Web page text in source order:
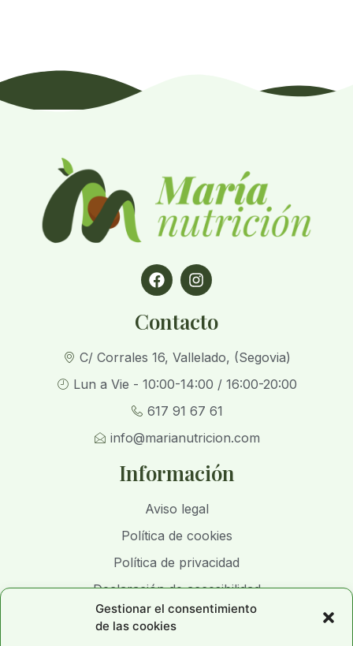
Gestionar el consentimiento
de las cookies
Contacto
C/ Corrales 16, Vallelado, (Segovia)
Lun a Vie - 10:00-14:00 / 16:00-20:00
617 91 67 61
info@marianutricion.com
Información
Aviso legal
Política de cookies
Política de privacidad
Declaración de accesibilidad